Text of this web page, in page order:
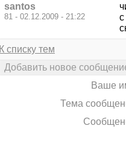
santos
81 - 02.12.2009 - 21:22
К списку тем
Добавить новое
Ваше
Тема